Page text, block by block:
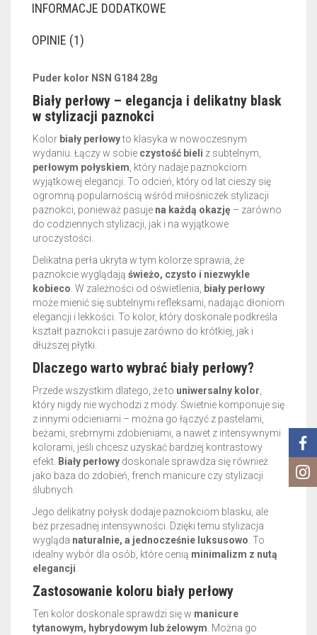
INFORMACJE DODATKOWE
OPINIE (1)
Puder kolor NSN G184 28g
Biały perłowy – elegancja i delikatny blask
w stylizacji paznokci
Kolor biały perłowyto klasyka w nowoczesnym
wydaniu. Łączy w sobie czystość bieli z subtelnym,
perłowym połyskiem , który nadaje paznokciom
wyjątkowej elegancji. To odcień, który od lat cieszy się
ogromną popularnością wśród miłośniczek stylizacji
paznokci, ponieważ pasuje na każdą okazję – zarówno
do codziennych stylizacji, jak i na wyjątkowe
uroczystości.
Delikatna perła ukryta w tym kolorze sprawia, że
paznokcie wyglądają świeżo, czysto i niezwykle
kobieco . W zależności od oświetlenia,
biały perłowy
może mienić się subtelnymi refleksami, nadając dłoniom
elegancji i lekkości. To kolor, który doskonale podkreśla
kształt paznokci i pasuje zarówno do krótkiej, jak i
dłuższej płytki.
Dlaczego warto wybrać biały perłowy?
Przede wszystkim dlatego, że to uniwersalny kolor
który nigdy nie wychodzi z mody. Świetnie komponuje się
z innymi odcieniami – można go łączyć z pastelami,
beżami, srebrnymi zdobieniami, a nawet z intensywnymi
kolorami, jeśli chcesz uzyskać bardziej kontrastowy
efekt. Biały perłowy doskonale sprawdza się również
jako baza do zdobień, french manicure czy stylizacji
ślubnych.
Jego delikatny połysk dodaje paznokciom blasku, ale
bez przesadnej intensywności. Dzięki temu stylizacja
wygląda naturalnie, a jednocześnie luksusowo . To
idealny wybór dla osób, które cenią minimalizm z nutą
elegancji
Zastosowanie koloru biały perłowy
Ten kolor doskonale sprawdzi się w manicure
tytanowym, hybrydowym lub żelowym . Można go